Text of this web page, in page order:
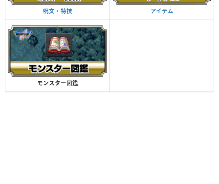
呪文・特技 アイテム
モンスター図鑑
-